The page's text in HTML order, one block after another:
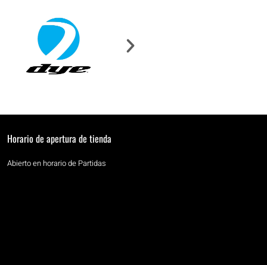
Horario de apertura de tienda
Abierto en horario de Partidas